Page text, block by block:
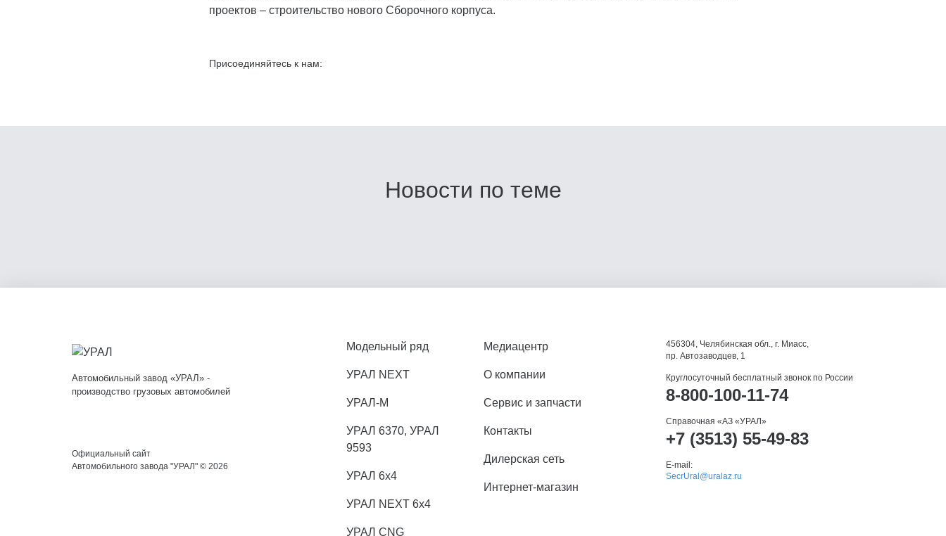
проектов – строительство нового Сборочного корпуса.
Присоединяйтесь к нам:
Новости по теме
Модельный ряд
УРАЛ NEXT
УРАЛ-М
УРАЛ 6370, УРАЛ
9593
УРАЛ 6x4
УРАЛ NEXT 6x4
УРАЛ CNG
Медиацентр
О компании
Сервис и запчасти
Контакты
Дилерская сеть
Интернет-магазин
Автомобильный завод «УРАЛ» -
производство грузовых автомобилей
Официальный сайт
Автомобильного завода "УРАЛ" © 2026
456304, Челябинская обл., г. Миасс,
пр. Автозаводцев, 1
Круглосуточный бесплатный звонок по России
8-800-100-11-74
Справочная «АЗ «УРАЛ»
+7 (3513) 55-49-83
E-mail:
SecrUral@uralaz.ru